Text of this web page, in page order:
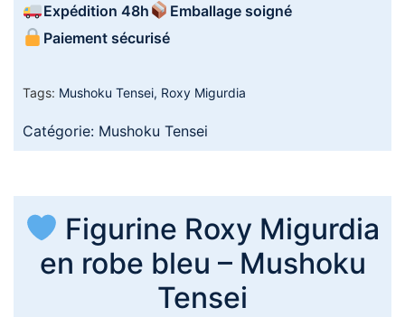
Expédition 48h
Emballage soigné
Paiement sécurisé
Tags: Mushoku Tensei, Roxy Migurdia
Catégorie: Mushoku Tensei
Figurine Roxy Migurdia
en robe bleu – Mushoku
Tensei